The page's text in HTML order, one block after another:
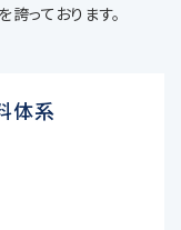
を誇っております。
体系